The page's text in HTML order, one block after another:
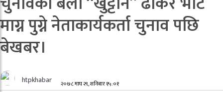
माग्न पुग्ने नेताकार्यकर्ता चुनाव पछि
बेखबर।
htpkhabar २०७८ माघ २९, शनिबार १५:०१